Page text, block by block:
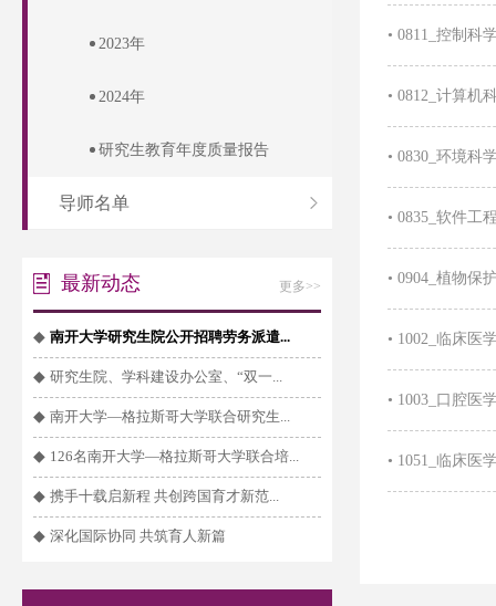
2023年
2024年
研究生教育年度质量报告
导师名单
最新动态 更多>>
◆ 南开大学研究生院公开招聘劳务派遣...
◆ 研究生院、学科建设办公室、“双一...
◆ 南开大学—格拉斯哥大学联合研究生...
◆ 126名南开大学—格拉斯哥大学联合培...
◆ 携手十载启新程 共创跨国育才新范...
◆ 深化国际协同 共筑育人新篇
• 0811_控制科
• 0812_计算机
• 0830_环境科
• 0835_软件工
• 0904_植物保
• 1002_临床医
• 1003_口腔医
• 1051_临床医